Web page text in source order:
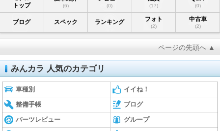
トップ
(6) (0) (17) (0)
ブログ スペック ランキング フォト
(2)
中古車
(2)
ページの先頭へ ▲
みんカラ 人気のカテゴリ
車種別 イイね！
整備手帳 ブログ
パーツレビュー グループ